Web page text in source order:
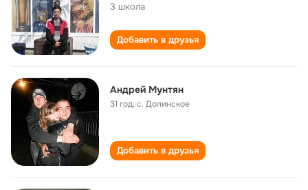
3 школа
Добавить в друзья
Андрей Мунтян
31 год,с. Долинское
Добавить в друзья